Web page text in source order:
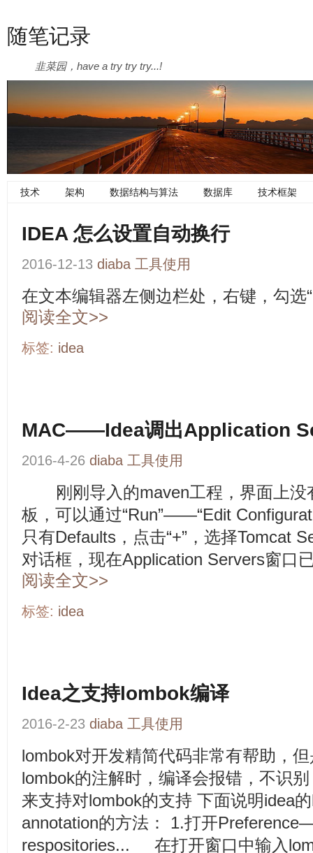
随笔记录
韭菜园，have a try try try...!
技术 架构 数据结构与算法 数据库 技术框架
IDEA 怎么设置自动换行
2016-12-13 diaba 工具使用
在文本编辑器左侧边栏处，右键，勾选
阅读全文>>
标签: idea
MAC——Idea调出Application
2016-4-26 diaba 工具使用
刚刚导入的maven工程，界面上没
板，可以通过“Run”——“Edit
只有Defaults，点击“+”，选择Tomcat
对话框，现在Application Servers窗口
阅读全文>>
标签: idea
Idea之支持lombok编译
2016-2-23 diaba 工具使用
lombok对开发精简代码非常有帮助，
lombok的注解时，编译会报错，不识
来支持对lombok的支持 下面说明idea
annotation的方法： 1.打开
respositories... 在打开窗口中输入